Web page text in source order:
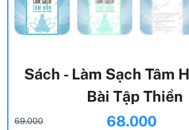
Sách - Làm Sạch Tâm
Bài Tập Thiền
69.000 68.000